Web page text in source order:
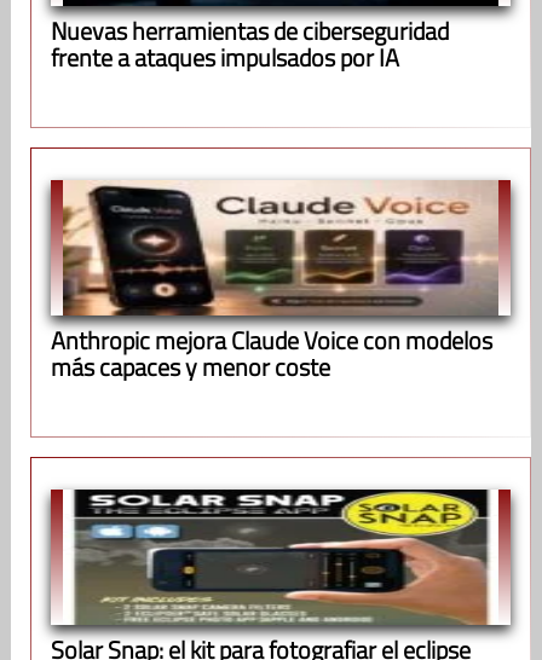
Nuevas herramientas de ciberseguridad
frente a ataques impulsados por IA
Anthropic mejora Claude Voice con modelos
más capaces y menor coste
Solar Snap: el kit para fotografiar el eclipse